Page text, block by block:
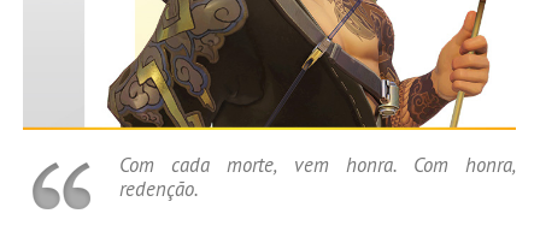
Com cada morte, vem honra. Com honra,
redenção.